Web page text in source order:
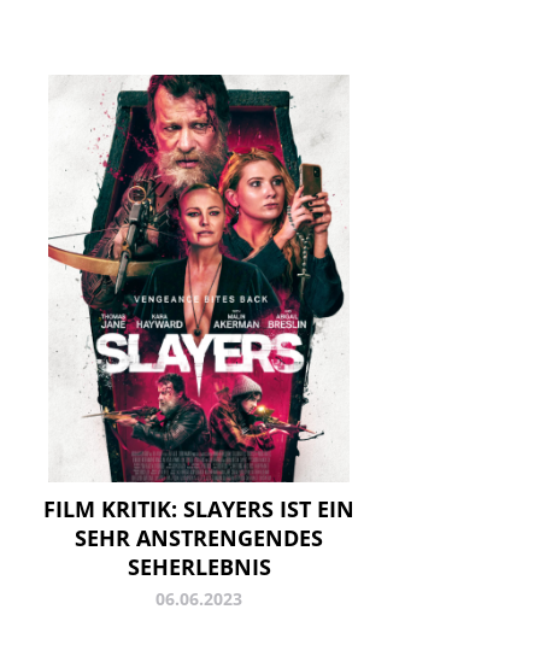
FILM KRITIK: SLAYERS IST EIN
SEHR ANSTRENGENDES
SEHERLEBNIS
06.06.2023